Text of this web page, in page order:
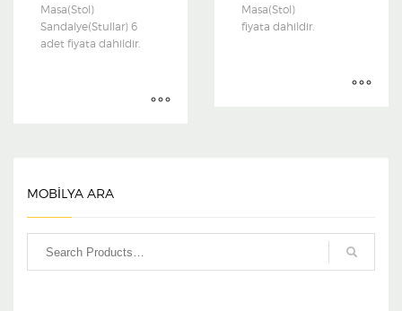
Masa(Stol)
Sandalye(Stullar) 6
adet fiyata dahildir.
Masa(Stol)
fiyata dahildir.
MOBİLYA ARA